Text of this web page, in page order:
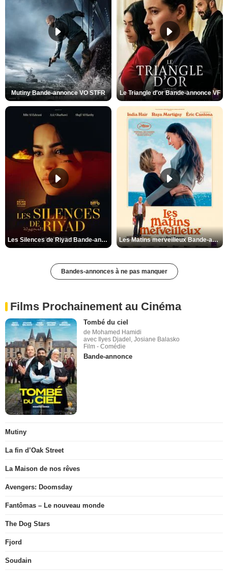
Mutiny Bande-annonce VO STFR Le Triangle d'or Bande-annonce VF
Les Silences de Riyad Bande-annonce VO STFR Les Matins merveilleux Bande-annonce VF
Bandes-annonces à ne pas manquer
Films Prochainement au Cinéma
Tombé du ciel
de Mohamed Hamidi
avec Ilyes Djadel, Josiane Balasko
Film - Comédie
Bande-annonce
Mutiny
La fin d’Oak Street
La Maison de nos rêves
Avengers: Doomsday
Fantômas – Le nouveau monde
The Dog Stars
Fjord
Soudain